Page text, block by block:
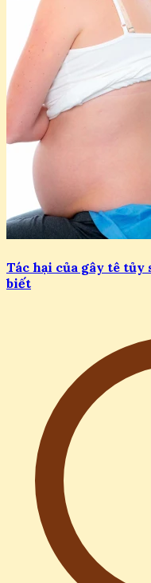
Tác hại của gây tê tủy
biết